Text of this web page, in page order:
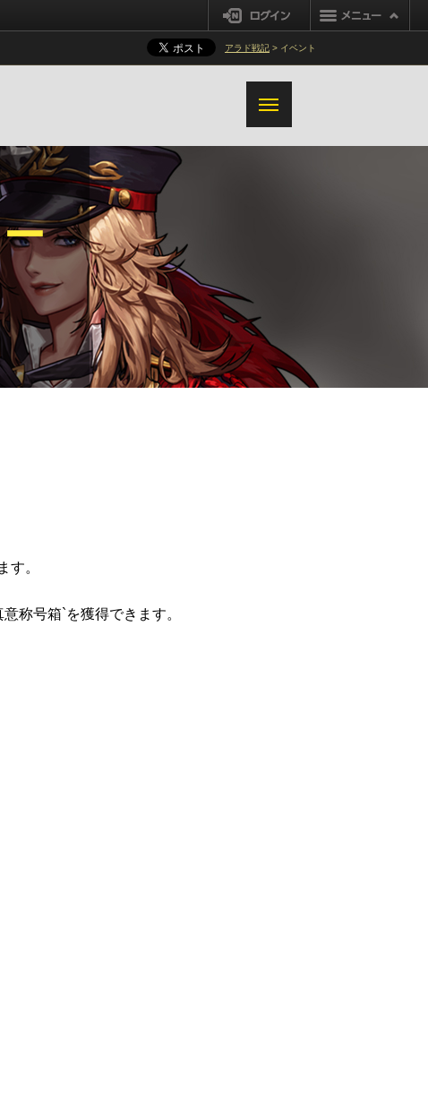
ログイン
アラド戦記 > イベント
紅玉の呪い拡張
アラドアドベンチャー新規討伐地域
追加
す。
称号箱`を獲得できます。